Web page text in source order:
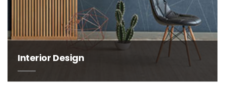
Interior Design